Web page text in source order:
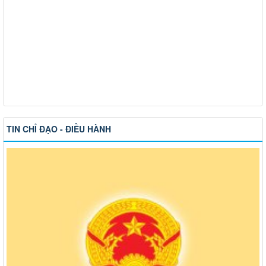
TIN CHỈ ĐẠO - ĐIỀU HÀNH